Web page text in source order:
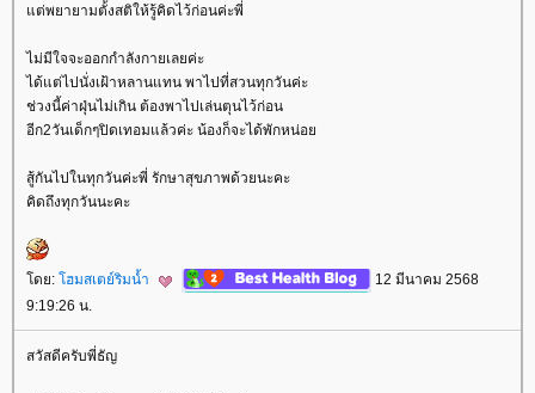
ต่พยายามตั้งสติให้รู้คิดไว้ก่อนค่ะพี่
ไม่มีใจจะออกกำลังกายเลยค่ะ
ได้แต่ไปนั่งเฝ้าหลานแทน พาไปที่สวนทุกวันค่ะ
ช่วงนี้ค่าฝุ่นไม่เกิน ต้องพาไปเล่นตุนไว้ก่อน
อีก2วันเด็กๆปิดเทอมแล้วค่ะ น้องก็จะได้พักหน่อ
สู้กันไปในทุกวันค่ะพี่ รักษาสุขภาพด้วยนะคะ
คิดถึงทุกวันนะคะ
ดย: ฮมสเตย์ริมน้ำ
12 มีนาคม 2568
9:19:26 น.
สวัสดีครับพี่ธัญ